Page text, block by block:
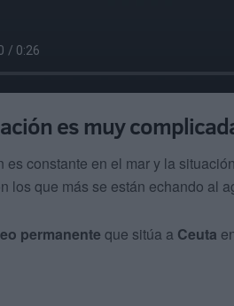
es muy
es constante en el mar y la situación
los que más se están echando al
permanente que sitúa a Ceuta